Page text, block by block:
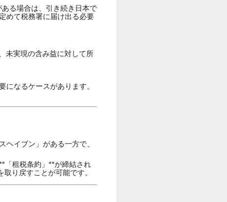
る場合は、引き続き日本で
めて税務署に届け出る必要
未実現の含み益に対して所
なるケースがあります。
ヘイブン」がある一方で、
「租税条約」**が締結され
り戻すことが可能です。